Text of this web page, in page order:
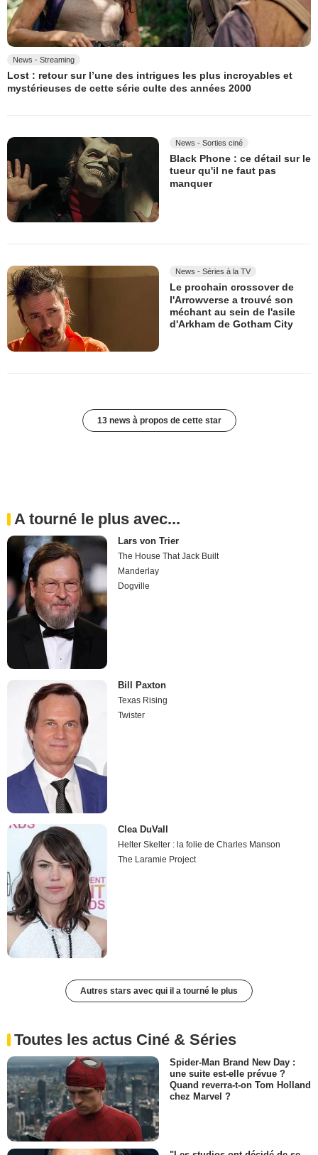
News - Streaming
Lost : retour sur l’une des intrigues les plus incroyables et
mystérieuses de cette série culte des années 2000
News - Sorties ciné
Black Phone : ce détail sur le
tueur qu'il ne faut pas
manquer
News - Séries à la TV
Le prochain crossover de
l'Arrowverse a trouvé son
méchant au sein de l'asile
d'Arkham de Gotham City
13 news à propos de cette star
A tourné le plus avec...
Lars von Trier
The House That Jack Built
Manderlay
Dogville
Bill Paxton
Texas Rising
Twister
Clea DuVall
Helter Skelter : la folie de Charles Manson
The Laramie Project
Autres stars avec qui il a tourné le plus
Toutes les actus Ciné & Séries
Spider-Man Brand New Day :
une suite est-elle prévue ?
Quand reverra-t-on Tom Holland
chez Marvel ?